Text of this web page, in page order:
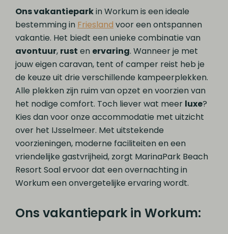
Ons vakantieparkin Workum is een ideale
bestemming in Friesland voor een ontspannen
vakantie. Het biedt een unieke combinatie van
avontuur, rust en ervaring. Wanneer je met
jouw eigen caravan, tent of camper reist heb je
de keuze uit drie verschillende kampeerplekken.
Alle plekken zijn ruim van opzet en voorzien van
het nodige comfort. Toch liever wat meer luxe?
Kies dan voor onze accommodatie met uitzicht
over het IJsselmeer. Met uitstekende
voorzieningen, moderne faciliteiten en een
vriendelijke gastvrijheid, zorgt MarinaPark Beach
Resort Soal ervoor dat een overnachting in
Workum een onvergetelijke ervaring wordt.
Ons vakantiepark in Workum: